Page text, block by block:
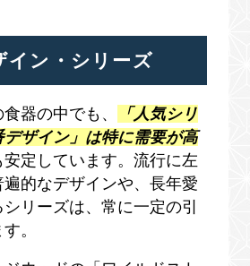
イン・シリーズ
器の中でも、
「人気シリ
デザイン」は特に需要が高
安定しています。流行に左
的なデザインや、長年愛
リーズは、常に一定の引
。